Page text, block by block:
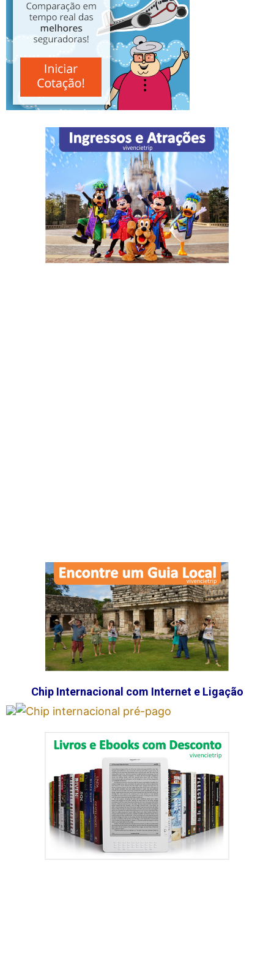
Chip Internacional com Internet e Ligação